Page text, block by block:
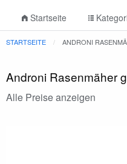
Startseite
STARTSEITE ANDRONI
Androni Rasenmäher
Alle Preise anzeigen